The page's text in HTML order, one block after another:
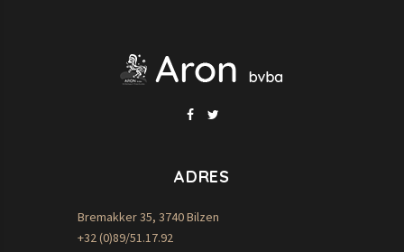
ADRES
Bremakker 35, 3740 Bilzen
+32 (0)89/51.17.92